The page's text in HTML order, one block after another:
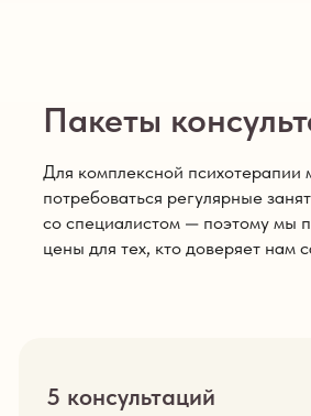
Пакеты
Для комплексной психотерапии
потребоваться регулярные
со специалистом — поэтому мы
цены для тех, кто доверяет нам
5 консультаций